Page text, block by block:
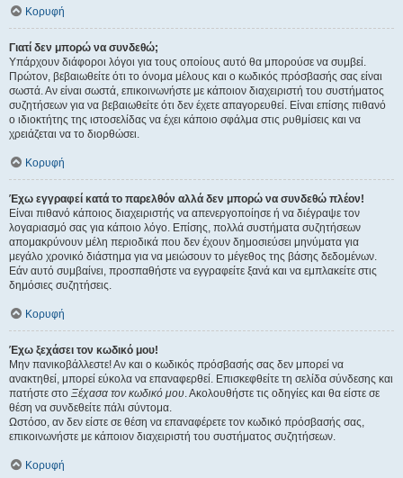
Κορυφή
Γιατί δεν μπορώ να συνδεθώ;
Υπάρχουν διάφοροι λόγοι για τους οποίους αυτό θα μπορούσε να συμβεί.
Πρώτον, βεβαιωθείτε ότι το όνομα μέλους και ο κωδικός πρόσβασής σας είναι
σωστά. Αν είναι σωστά, επικοινωνήστε με κάποιον διαχειριστή του συστήματος
συζητήσεων για να βεβαιωθείτε ότι δεν έχετε απαγορευθεί. Είναι επίσης πιθανό
ο ιδιοκτήτης της ιστοσελίδας να έχει κάποιο σφάλμα στις ρυθμίσεις και να
χρειάζεται να το διορθώσει.
Κορυφή
Έχω εγγραφεί κατά το παρελθόν αλλά δεν μπορώ να συνδεθώ πλέον!
Είναι πιθανό κάποιος διαχειριστής να απενεργοποίησε ή να διέγραψε τον
λογαριασμό σας για κάποιο λόγο. Επίσης, πολλά συστήματα συζητήσεων
απομακρύνουν μέλη περιοδικά που δεν έχουν δημοσιεύσει μηνύματα για
μεγάλο χρονικό διάστημα για να μειώσουν το μέγεθος της βάσης δεδομένων.
Εάν αυτό συμβαίνει, προσπαθήστε να εγγραφείτε ξανά και να εμπλακείτε στις
δημόσιες συζητήσεις.
Κορυφή
Έχω ξεχάσει τον κωδικό μου!
Μην πανικοβάλλεστε! Αν και ο κωδικός πρόσβασής σας δεν μπορεί να
ανακτηθεί, μπορεί εύκολα να επαναφερθεί. Επισκεφθείτε τη σελίδα σύνδεσης και
πατήστε στο Ξέχασα τον κωδικό μου. Ακολουθήστε τις οδηγίες και θα είστε σε
θέση να συνδεθείτε πάλι σύντομα.
Ωστόσο, αν δεν είστε σε θέση να επαναφέρετε τον κωδικό πρόσβασής σας,
επικοινωνήστε με κάποιον διαχειριστή του συστήματος συζητήσεων.
Κορυφή